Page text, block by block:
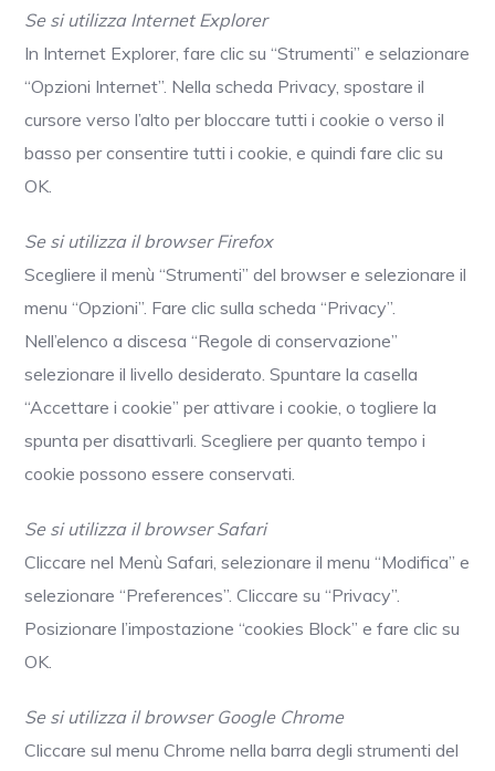
Se si utilizza Internet Explorer
In Internet Explorer, fare clic su “Strumenti” e selazionare
“Opzioni Internet”. Nella scheda Privacy, spostare il
cursore verso l’alto per bloccare tutti i cookie o verso il
basso per consentire tutti i cookie, e quindi fare clic su
OK.
Se si utilizza il browser Firefox
Scegliere il menù “Strumenti” del browser e selezionare il
menu “Opzioni”. Fare clic sulla scheda “Privacy”.
Nell’elenco a discesa “Regole di conservazione”
selezionare il livello desiderato. Spuntare la casella
“Accettare i cookie” per attivare i cookie, o togliere la
spunta per disattivarli. Scegliere per quanto tempo i
cookie possono essere conservati.
Se si utilizza il browser Safari
Cliccare nel Menù Safari, selezionare il menu “Modifica” e
selezionare “Preferences”. Cliccare su “Privacy”.
Posizionare l’impostazione “cookies Block” e fare clic su
OK.
Se si utilizza il browser Google Chrome
Cliccare sul menu Chrome nella barra degli strumenti del